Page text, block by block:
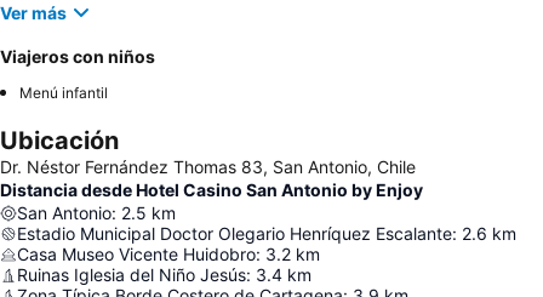
Ver más
Viajeros con niños
Menú infantil
Ubicación
Dr. Néstor Fernández Thomas 83, San Antonio, Chile
Distancia desde Hotel Casino San Antonio by Enjoy
San Antonio: 2.5 km
Estadio Municipal Doctor Olegario Henríquez Escalante: 2.6 km
Casa Museo Vicente Huidobro: 3.2 km
Ruinas Iglesia del Niño Jesús: 3.4 km